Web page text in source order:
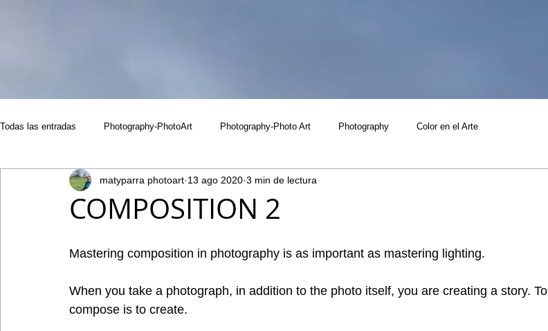
Todas las entradas Photography-PhotoArt Photography-Photo Art Photography Color en el Arte
COMPOSITION 2
matyparra photoart 13 ago 2020 3 min de lectura
Mastering composition in photography is as important as mastering lighting.
When you take a photograph, in addition to the photo itself, you are creating a story. To
compose is to create.